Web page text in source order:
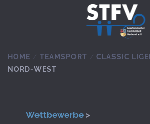
Zum Hauptinhalt springen
HOME TEAMSPORT CLASSIC
NORD-WEST
Wettbewerbe >